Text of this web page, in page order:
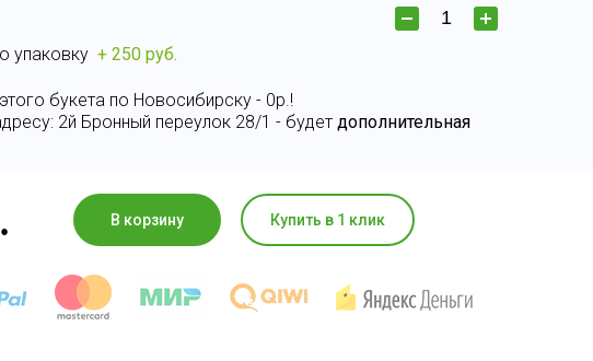
упаковку + 250 руб.
букета по Новосибирску - 0р.!
2й Бронный переулок 28/1 - будет дополнительная
В корзину Купить в 1 клик